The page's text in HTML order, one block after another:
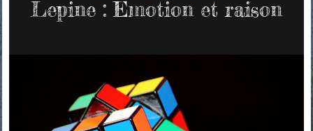
Lepine : Emotion et raison